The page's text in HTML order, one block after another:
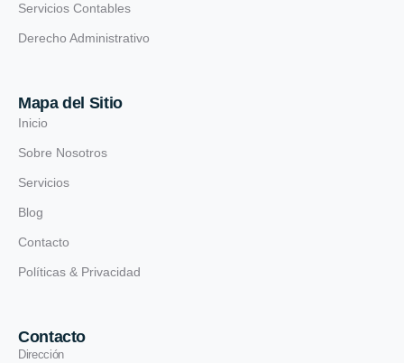
Servicios Contables
Derecho Administrativo
Mapa del Sitio
Inicio
Sobre Nosotros
Servicios
Blog
Contacto
Políticas & Privacidad
Contacto
Dirección